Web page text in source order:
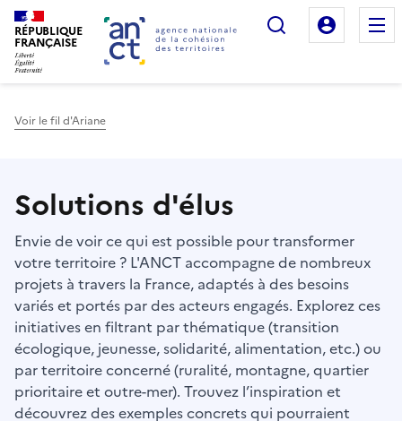
RÉPUBLIQUE
FRANÇAISE
Rechercher
Mon
Voir le fil d'Ariane
Solutions d'élus
Envie de voir ce qui est possible pour transformer
votre territoire ? L'ANCT accompagne de nombreux
projets à travers la France, adaptés à des besoins
variés et portés par des acteurs engagés. Explorez ces
initiatives en filtrant par thématique (transition
écologique, jeunesse, solidarité, alimentation, etc.) ou
par territoire concerné (ruralité, montagne, quartier
prioritaire et outre-mer). Trouvez l’inspiration et
découvrez des exemples concrets qui pourraient